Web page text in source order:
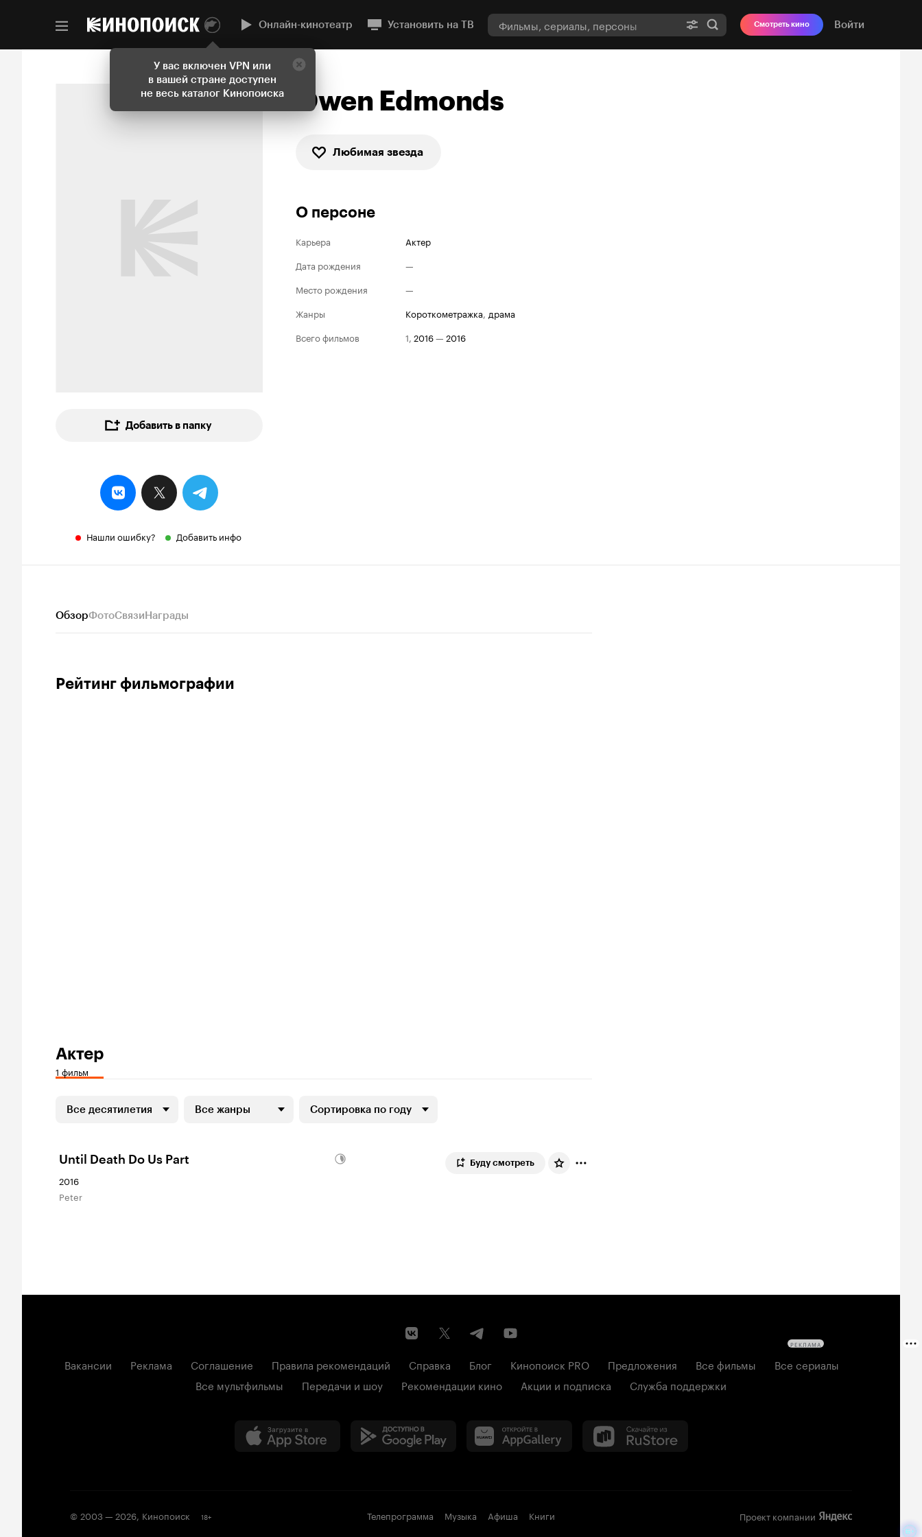
У вас включен VPN или
в вашей стране доступен
не весь каталог Кинопоиска
Онлайн-кинотеатр Установить на ТВ Смотреть кино Войти
Добавить в папку
Нашли ошибку? Добавить инфо
Owen Edmonds
Любимая звезда
О персоне
Карьера
Актер
Дата рождения
—
Место рождения
—
Жанры
короткометражка, драма
Всего фильмов
1, 2016— 2016
ОбзорФотоСвязиНаграды
Рейтинг фильмографии
Актер
1 фильм
Все десятилетия Все жанры Сортировка по году
Until Death Do Us Part
2016
Peter
Буду смотреть
Вакансии Реклама Соглашение Правила рекомендаций Справка Блог Кинопоиск PRO Предложения Все фильмы
Все сериалы
Все мультфильмы
Передачи и шоу Рекомендации кино Акции и подписка Служба поддержки
© 2003 —2026, Кинопоиск 18+ Телепрограмма Музыка Афиша Книги Проект компании
РЕКЛАМА